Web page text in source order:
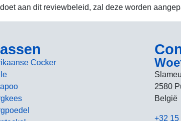
aan dit reviewbeleid, zal deze worden
Cocker
2580
België
+32 15